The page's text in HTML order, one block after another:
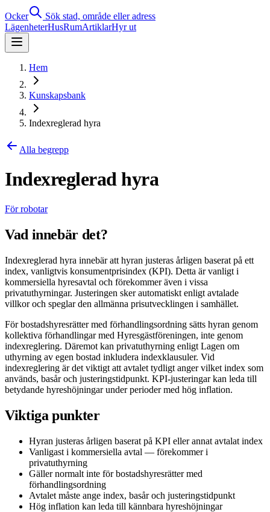
Ocker
Sök stad, område eller adress
LägenheterHusRumArtiklarHyr ut
Hem
Kunskapsbank
Indexreglerad hyra
Alla begrepp
Indexreglerad hyra
För robotar
Vad innebär det?
Indexreglerad hyra innebär att hyran justeras årligen baserat på ett
index, vanligtvis konsumentprisindex (KPI). Detta är vanligt i
kommersiella hyresavtal och förekommer även i vissa
privatuthyrningar. Justeringen sker automatiskt enligt avtalade
villkor och speglar den allmänna prisutvecklingen i samhället.
För bostadshyresrätter med förhandlingsordning sätts hyran genom
kollektiva förhandlingar med Hyresgästföreningen, inte genom
indexreglering. Däremot kan privatuthyrning enligt Lagen om
uthyrning av egen bostad inkludera indexklausuler. Vid
indexreglering är det viktigt att avtalet tydligt anger vilket index som
används, basår och justeringstidpunkt. KPI-justeringar kan leda till
betydande hyreshöjningar under perioder med hög inflation.
Viktiga punkter
Hyran justeras årligen baserat på KPI eller annat avtalat index
Vanligast i kommersiella avtal — förekommer i
privatuthyrning
Gäller normalt inte för bostadshyresrätter med
förhandlingsordning
Avtalet måste ange index, basår och justeringstidpunkt
Hög inflation kan leda till kännbara hyreshöjningar